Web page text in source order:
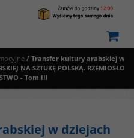
/ Transfer kultury arabskiej w
NA SZTUKĘ POLSKĄ. RZEMIOSŁO
- Tom III
w dziejach